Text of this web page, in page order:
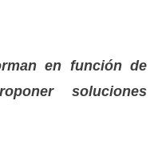
en función de
soluciones